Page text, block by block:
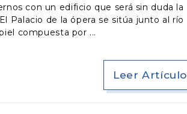
con un edificio que será sin duda la
Palacio de la ópera se sitúa junto al río
compuesta por
Leer Artículo